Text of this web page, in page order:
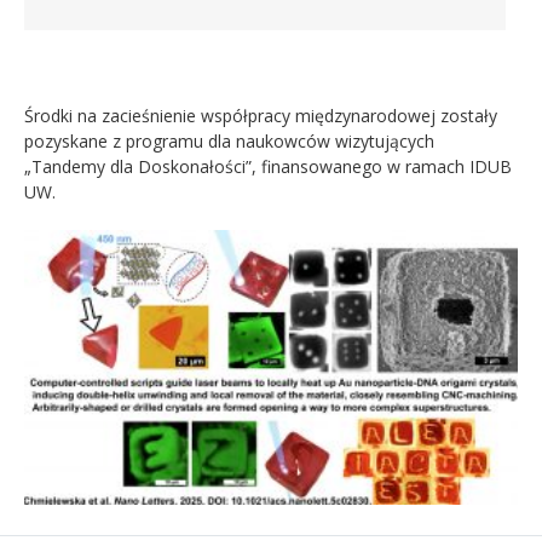
Środki na zacieśnienie współpracy międzynarodowej zostały
pozyskane z programu dla naukowców wizytujących
„Tandemy dla Doskonałości”, finansowanego w ramach IDUB
UW.